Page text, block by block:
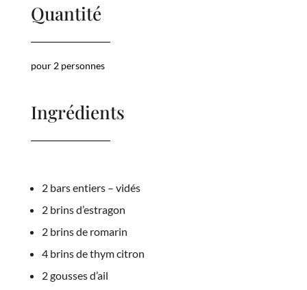
Quantité
pour 2 personnes
Ingrédients
2 bars entiers – vidés
2 brins d’estragon
2 brins de romarin
4 brins de thym citron
2 gousses d’ail